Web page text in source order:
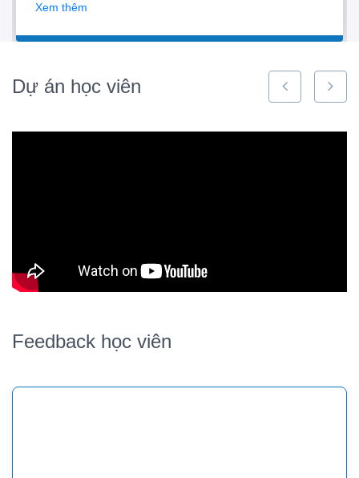
Nội.
Xây dựng chương trìnhData Analystvà đào tạo trực
15+ năm kinh nghiệm làm việc thực tế về Quản lý doanh
nghiệp, xây dựng hệ thống phần mềm CNTT trên các
problem solving,...)
Xem thêm
Dự án học viên
Feedback học viên